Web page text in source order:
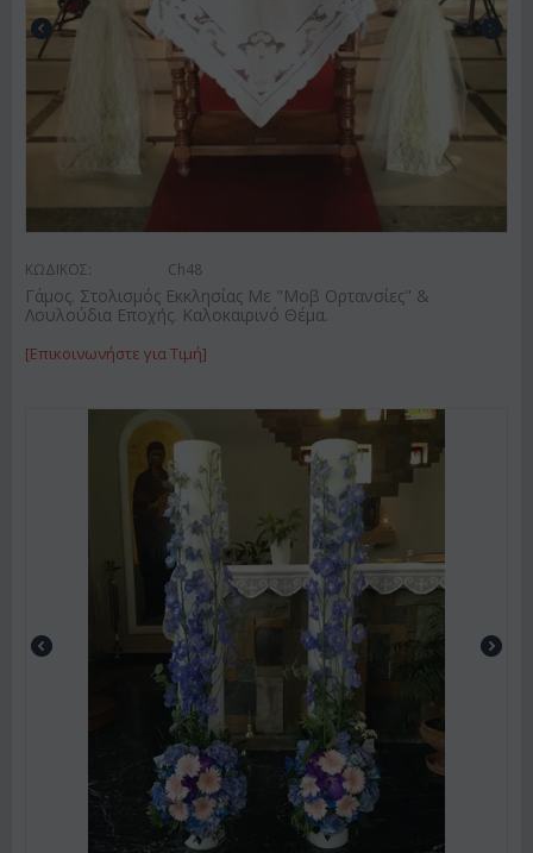
ΚΩΔΙΚΟΣ: Ch48
Γάμος. Στολισμός Εκκλησίας Με "Μοβ Ορτανσίες" &
Λουλούδια Εποχής. Καλοκαιρινό Θέμα.
[Επικοινωνήστε για Τιμή]